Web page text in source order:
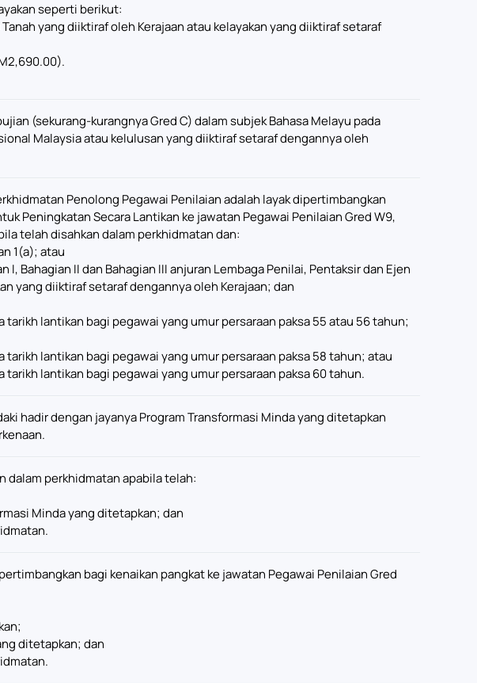
seperti berikut:
yang diiktiraf oleh Kerajaan atau kelayakan yang diiktiraf setaraf
(sekurang-kurangnya Gred C) dalam subjek Bahasa Melayu pada
Malaysia atau kelulusan yang diiktiraf setaraf dengannya oleh
Penolong Pegawai Penilaian adalah layak dipertimbangkan
Peningkatan Secara Lantikan ke jawatan Pegawai Penilaian Gred W9,
telah disahkan dalam perkhidmatan dan:
1(a); atau
I, Bahagian II dan Bahagian III anjuran Lembaga Penilai, Pentaksir dan Ejen
yang diiktiraf setaraf dengannya oleh Kerajaan; dan
tarikh lantikan bagi pegawai yang umur persaraan paksa 55 atau 56 tahun;
tarikh lantikan bagi pegawai yang umur persaraan paksa 58 tahun; atau
tarikh lantikan bagi pegawai yang umur persaraan paksa 60 tahun.
hadir dengan jayanya Program Transformasi Minda yang ditetapkan
dalam perkhidmatan apabila telah:
Minda yang ditetapkan; dan
bagi kenaikan pangkat ke jawatan Pegawai Penilaian Gred
ditetapkan; dan